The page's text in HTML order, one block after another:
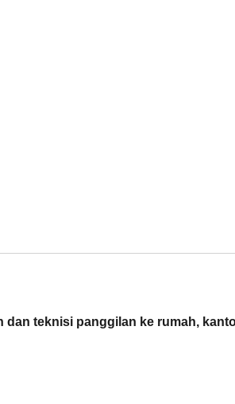
teknisi panggilan ke rumah,